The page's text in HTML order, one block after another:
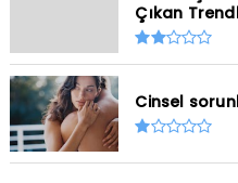
Çıkan
Cinsel